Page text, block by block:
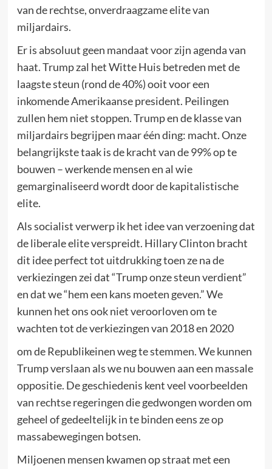
van de rechtse, onverdraagzame elite van
miljardairs.
Er is absoluut geen mandaat voor zijn agenda van
haat. Trump zal het Witte Huis betreden met de
laagste steun (rond de 40%) ooit voor een
inkomende Amerikaanse president. Peilingen
zullen hem niet stoppen. Trump en de klasse van
miljardairs begrijpen maar één ding: macht. Onze
belangrijkste taak is de kracht van de 99% op te
bouwen – werkende mensen en al wie
gemarginaliseerd wordt door de kapitalistische
elite.
Als socialist verwerp ik het idee van verzoening dat
de liberale elite verspreidt. Hillary Clinton bracht
dit idee perfect tot uitdrukking toen ze na de
verkiezingen zei dat “Trump onze steun verdient”
en dat we “hem een kans moeten geven.” We
kunnen het ons ook niet veroorloven om te
wachten tot de verkiezingen van 2018 en 2020
om de Republikeinen weg te stemmen. We kunnen
Trump verslaan als we nu bouwen aan een massale
oppositie. De geschiedenis kent veel voorbeelden
van rechtse regeringen die gedwongen worden om
geheel of gedeeltelijk in te binden eens ze op
massabewegingen botsen.
Miljoenen mensen kwamen op straat met een